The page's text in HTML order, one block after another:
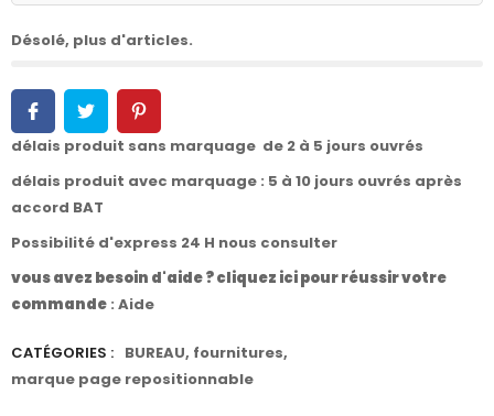
Désolé, plus d'articles.
délais produit sans marquage de 2 à 5 jours ouvrés
délais produit avec marquage : 5 à 10 jours ouvrés après
accord BAT
Possibilité d'express 24 H nous consulter
vous avez besoin d'aide ? cliquez ici pour réussir votre
commande : Aide
CATÉGORIES : BUREAU, fournitures,
marque page repositionnable